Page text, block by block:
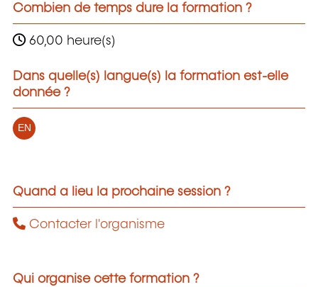
Combien de temps dure la formation ?
60,00 heure(s)
Dans quelle(s) langue(s) la formation est-elle
donnée ?
EN
Quand a lieu la prochaine session ?
Contacter l'organisme
Qui organise cette formation ?